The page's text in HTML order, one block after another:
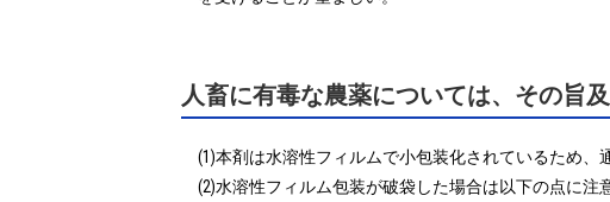
人畜に有毒な農薬については、その旨
(1)本剤は水溶性フィルムで小包装化されているため、
(2)水溶性フィルム包装が破袋した場合は以下の点に注